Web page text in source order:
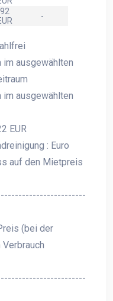
92
-
im ausgewählten
im ausgewählten
EUR
: Euro
auf den Mietpreis
(bei der